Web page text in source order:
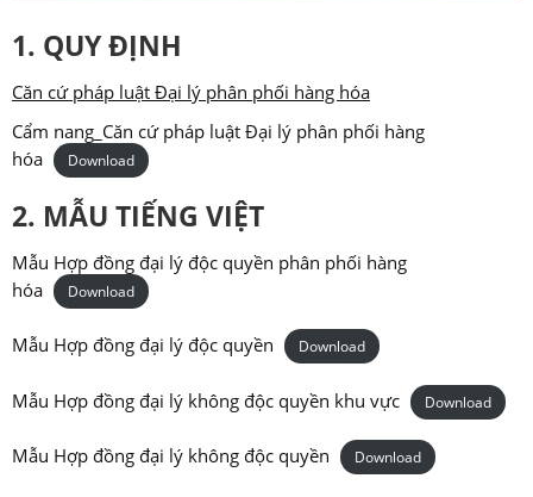
1. QUY ĐỊNH
Căn cứ pháp luật Đại lý phân phối hàng hóa
Cẩm nang_Căn cứ pháp luật Đại lý phân phối hàng
hóa
Download
2. MẪU TIẾNG VIỆT
Mẫu Hợp đồng đại lý độc quyền phân phối hàng
hóa
Download
Mẫu Hợp đồng đại lý độc quyền Download
Mẫu Hợp đồng đại lý không độc quyền khu vực Download
Mẫu Hợp đồng đại lý không độc quyền Download